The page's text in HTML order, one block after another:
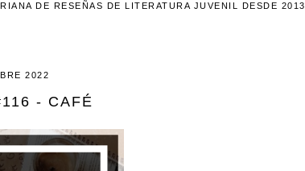
DE RESEÑAS DE LITERATURA JUVENIL DESDE 2013
2022
- CAFÉ